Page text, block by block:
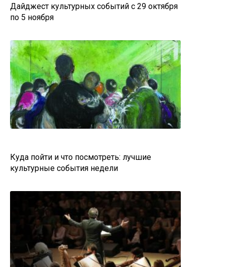
Дайджест культурных событий с 29 октября
по 5 ноября
Куда пойти и что посмотреть: лучшие
культурные события недели